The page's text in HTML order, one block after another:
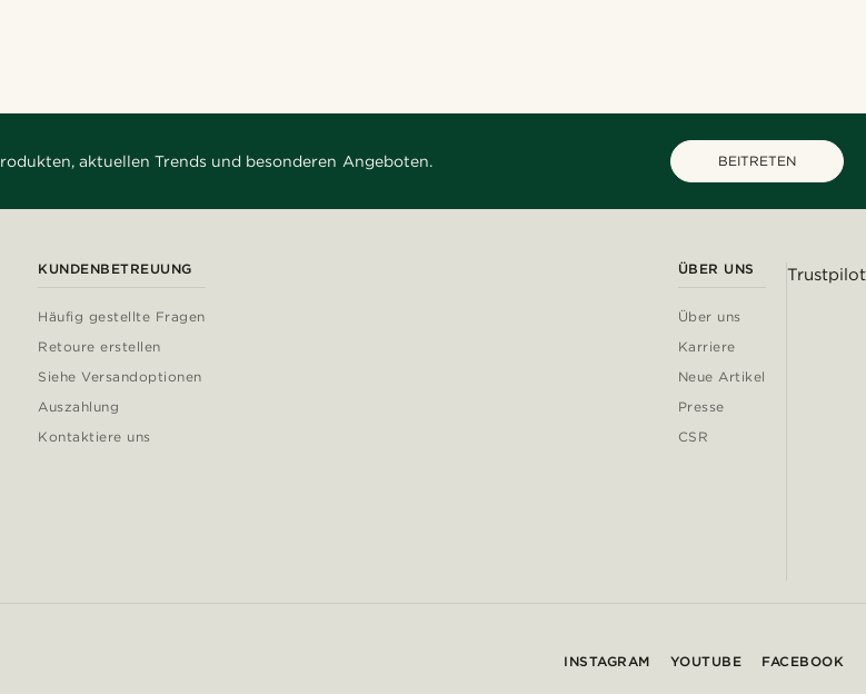
aktuellen Trends und besonderen Angeboten. BEITRETEN
KUNDENBETREUUNG
Häufig gestellte Fragen
Retoure erstellen
Siehe Versandoptionen
Auszahlung
Kontaktiere uns
ÜBER UNS
Über uns
Karriere
Neue Artikel
Presse
CSR
Trustpilot
INSTAGRAM YOUTUBE FACEBOOK